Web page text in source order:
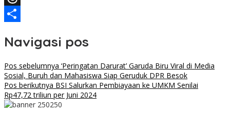
Threads
Navigasi pos
Pos sebelumnya ‘Peringatan Darurat’ Garuda Biru Viral di Media
Sosial, Buruh dan Mahasiswa Siap Geruduk DPR Besok
Pos berikutnya BSI Salurkan Pembiayaan ke UMKM Senilai
Rp47,72 triliun per Juni 2024